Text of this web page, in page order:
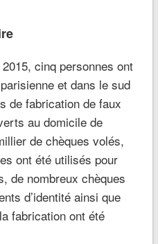
cinq personnes ont
et dans le sud
de fabrication de faux
au domicile de
de chèques volés,
ont été utilisés pour
de nombreux chèques
d’identité ainsi que
fabrication ont été